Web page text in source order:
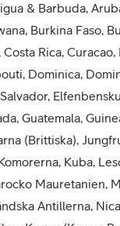
4G/
Wifi
& Barbuda,
Burkina Faso,
Rica,
Dominica,
Guatemala,
(Brittiska),
Kuba,
Mauretanien,
Antillerna,